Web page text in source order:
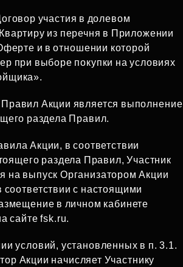
участия в долевом
из перечня в Приложении
и в отношении которой
при выборе покупки на условиях
Акции является выполнение
раздела Правил.
Акции, в соответствии
раздела Правил, Участник
на выпуск Организатором Акции
соответствии с настоящими
в личном кабинете
сайте fsk.ru.
условий, установленных в п. 3.1.
Акции начисляет Участнику